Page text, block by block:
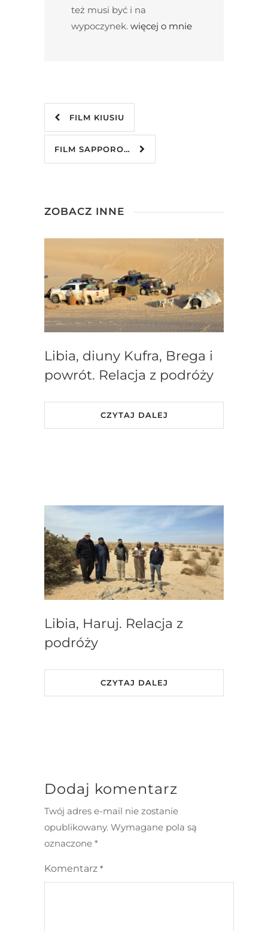
też musi być i na
wypoczynek. więcej o mnie
FILM KIUSIU
FILM SAPPORO…
ZOBACZ INNE
Libia, diuny Kufra, Brega i
powrót. Relacja z podróży
CZYTAJ DALEJ
Libia, Haruj. Relacja z
podróży
CZYTAJ DALEJ
Dodaj komentarz
Twój adres e-mail nie zostanie
opublikowany. Wymagane pola są
oznaczone *
Komentarz *